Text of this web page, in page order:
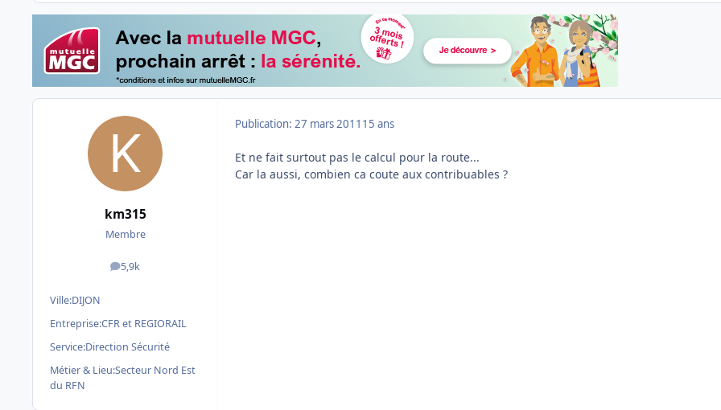
km315
Membre
5,9k
messages
Ville:DIJON
Entreprise:CFR et REGIORAIL
Service:Direction Sécurité
Métier & Lieu:Secteur Nord Est
du RFN
Publication: 27 mars 2011 15 ans
Et ne fait surtout pas le calcul pour la route...
Car la aussi, combien ca coute aux contribuables ?